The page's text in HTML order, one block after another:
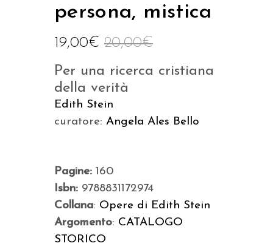
persona, mistica
20,00€
19,00€
Per una ricerca cristiana
della verità
Edith Stein
curatore: Angela Ales Bello
Pagine: 160
Isbn: 9788831172974
Collana: Opere di Edith Stein
Argomento: CATALOGO
STORICO